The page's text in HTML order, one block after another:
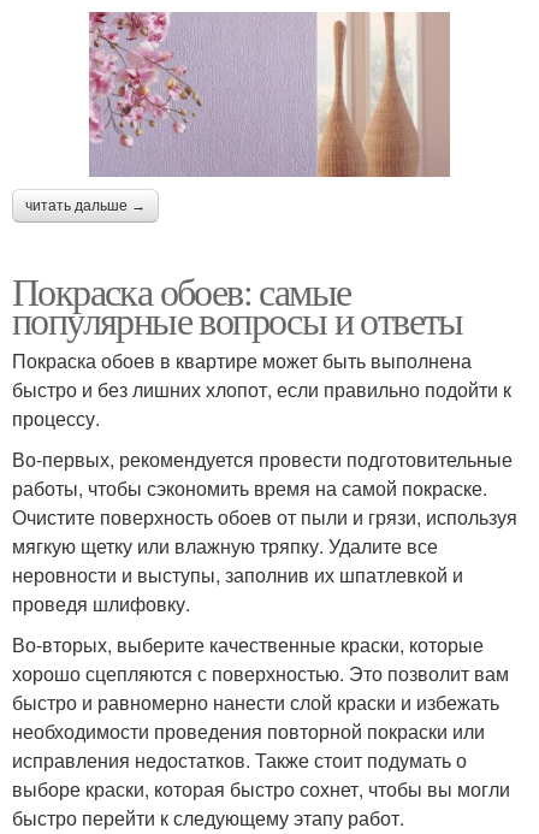
читать дальше →
Покраска обоев: самые
популярные вопросы и ответы
Покраска обоев в квартире может быть выполнена
быстро и без лишних хлопот, если правильно подойти к
процессу.
Во-первых, рекомендуется провести подготовительные
работы, чтобы сэкономить время на самой покраске.
Очистите поверхность обоев от пыли и грязи, используя
мягкую щетку или влажную тряпку. Удалите все
неровности и выступы, заполнив их шпатлевкой и
проведя шлифовку.
Во-вторых, выберите качественные краски, которые
хорошо сцепляются с поверхностью. Это позволит вам
быстро и равномерно нанести слой краски и избежать
необходимости проведения повторной покраски или
исправления недостатков. Также стоит подумать о
выборе краски, которая быстро сохнет, чтобы вы могли
быстро перейти к следующему этапу работ.